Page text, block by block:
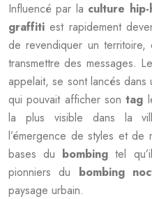
Influencé par la culture
graffitiest rapidement
de revendiquer un
transmettre des messages.
appelait, se sont lancés
qui pouvait afficher sontag
la plus visible dans la
l’émergence de styles et de
bases du bombingtel
pionniers du bombing
paysage urbain.